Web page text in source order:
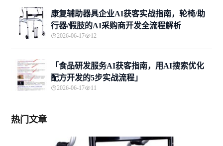
康复辅助器具企业AI获客实战指南，轮椅/助
行器/假肢的AI采购商开发全流程解析
2026-06-17 12
「食品研发服务AI获客指南，用AI搜索优化
配方开发的5步实战流程」
2026-06-17 11
热门文章